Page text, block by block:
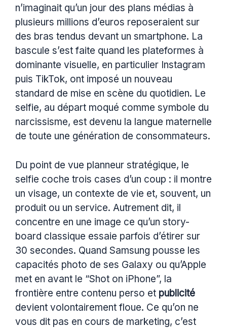
n’imaginait qu’un jour des plans médias à
plusieurs millions d’euros reposeraient sur
des bras tendus devant un smartphone. La
bascule s’est faite quand les plateformes à
dominante visuelle, en particulier Instagram
puis TikTok, ont imposé un nouveau
standard de mise en scène du quotidien. Le
selfie, au départ moqué comme symbole du
narcissisme, est devenu la langue maternelle
de toute une génération de consommateurs.
Du point de vue planneur stratégique, le
selfie coche trois cases d’un coup : il montre
un visage, un contexte de vie et, souvent, un
produit ou un service. Autrement dit, il
concentre en une image ce qu’un story-
board classique essaie parfois d’étirer sur
30 secondes. Quand Samsung pousse les
capacités photo de ses Galaxy ou qu’Apple
met en avant le “Shot on iPhone”, la
frontière entre contenu perso et publicité
devient volontairement floue. Ce qu’on ne
vous dit pas en cours de marketing, c’est